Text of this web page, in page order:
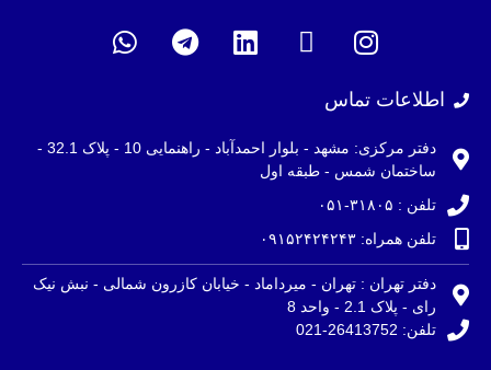
اطلاعات تماس
دفتر مرکزی: مشهد - بلوار احمدآباد - راهنمایی 10 - پلاک 32.1 -
ساختمان شمس - طبقه اول
تلفن : ۳۱۸۰۵-۰۵۱
تلفن همراه: ۰۹۱۵۲۴۲۴۲۴۳
دفتر تهران : تهران - میرداماد - خیابان کازرون شمالی - نبش نیک
رای - پلاک 2.1 - واحد 8
تلفن: 26413752-021